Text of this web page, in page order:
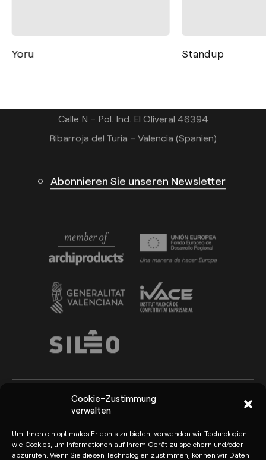
Cookie-Zustimmung
verwalten
Um Ihnen ein optimales Erlebnis zu bieten, verwenden wir Technologien
wie Cookies, um Informationen auf Ihrem Gerät zu speichern und/oder
abzurufen. Wenn Sie diesen Technologien zustimmen, können wir Daten
Yoru Standup
Calle N – Pol. Ind. El Oliveral 46394
Ribarroja del Turia – Valencia (Spanien)
Abonnieren Sie unseren Newsletter
Arkoslight ©2026
Rechtlicher Hinweis
Datenschutzrichtlinie und
Datenschutzbestimmungen